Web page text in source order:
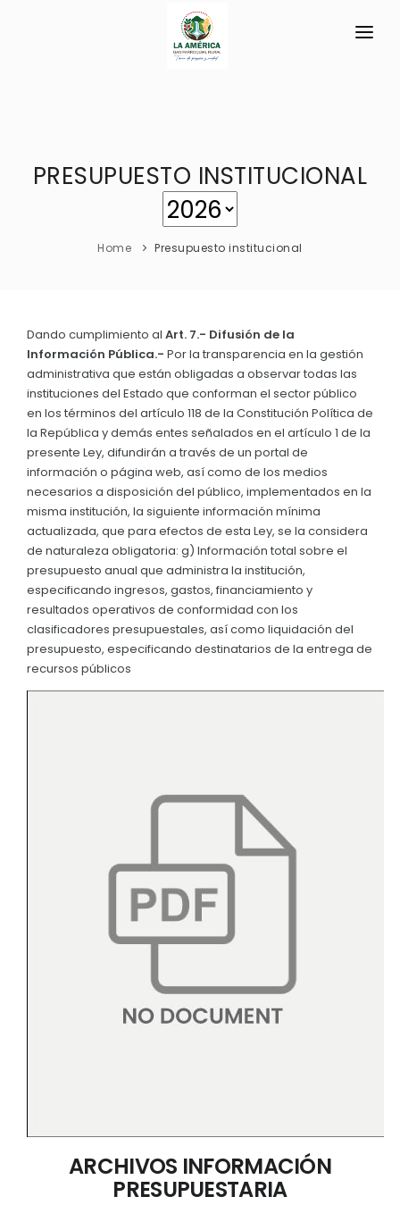
RESEÑA HISTÓRICA
Ubicación
Clima
GAD
NEW
GESTIÓN Y PRESUPUESTO
Sesiones Extraordinarias
Resoluciones
Convocatorias
GESTIÓN ADMINISTRATIVA
Plan de desarrollo y Ordenamiento Territorial -
Plan Anual Contratación - PAC
Plan Operativo Anual - POA
Convenios Institucionales
PRESUPUESTO: EJECUCIÓN Y REPORTES
Cédulas presupuestarias y balances
Procesos de contratación
CIUDADANÍA ACTIVA
Solicitud de acceso información pública
TURISMO
PRESUPUESTO INSTITUCIONAL
Home Presupuesto institucional
Dando cumplimiento al Art. 7.- Difusión de la
Información Pública.- Por la transparencia en la gestión
administrativa que están obligadas a observar todas las
instituciones del Estado que conforman el sector público
en los términos del artículo 118 de la Constitución Política de
la República y demás entes señalados en el artículo 1 de la
presente Ley, difundirán a través de un portal de
información o página web, así como de los medios
necesarios a disposición del público, implementados en la
misma institución, la siguiente información mínima
actualizada, que para efectos de esta Ley, se la considera
de naturaleza obligatoria: g) Información total sobre el
presupuesto anual que administra la institución,
especificando ingresos, gastos, financiamiento y
resultados operativos de conformidad con los
clasificadores presupuestales, así como liquidación del
presupuesto, especificando destinatarios de la entrega de
recursos públicos
ARCHIVOS INFORMACIÓN
PRESUPUESTARIA